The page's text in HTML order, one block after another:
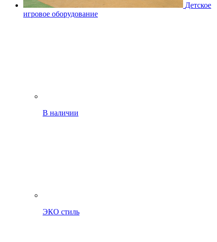
Детское
игровое оборудование
В наличии
ЭКО стиль